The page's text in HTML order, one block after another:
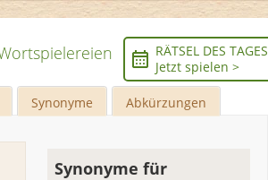
RÄTSEL DES TAGES
Jetzt spielen >
Synonyme Abkürzungen
Synonyme für